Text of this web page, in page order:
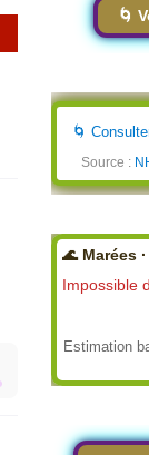
🌀
🌀
Source :
🌊 Marées
Impossible
Estimation